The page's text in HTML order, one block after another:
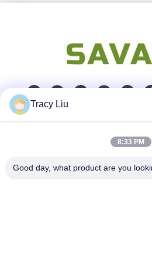
Blok A, Zona Industri YouYi,
Tracy Liu
8:33 PM
Good day, what product are you